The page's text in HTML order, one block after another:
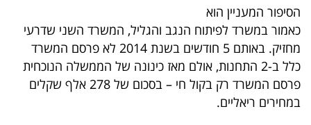
הסיפור המעניין הוא
כאמור במשרד לפיתוח הנגב והגליל, המשרד השני שדרעי
מחזיק. באותם 5 חודשים בשנת 2014 לא פרסם המשרד
כלל ב-2 התחנות, אולם מאז כינונה של הממשלה הנוכחית
פרסם המשרד רק בקול חי – בסכום של 278 אלף שקלים
במחירים ריאליים.